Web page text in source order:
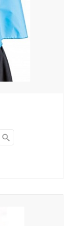
search